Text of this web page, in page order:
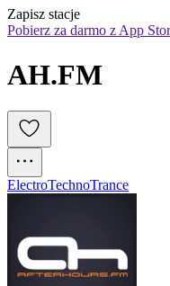
Zapisz stacje
Pobierz za darmo z App
AH.FM
ElectroTechnoTrance